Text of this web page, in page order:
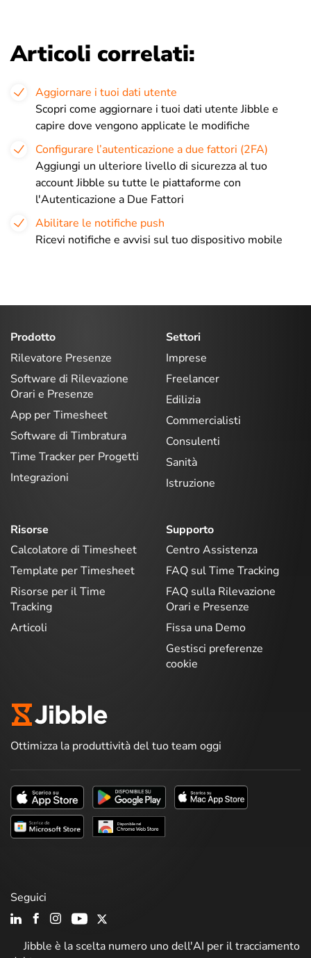
Articoli correlati:
Aggiornare i tuoi dati utente
Scopri come aggiornare i tuoi dati utente Jibble e
capire dove vengono applicate le modifiche
Configurare l’autenticazione a due fattori (2FA)
Aggiungi un ulteriore livello di sicurezza al tuo
account Jibble su tutte le piattaforme con
l'Autenticazione a Due Fattori
Abilitare le notifiche push
Ricevi notifiche e avvisi sul tuo dispositivo mobile
Prodotto
Rilevatore Presenze
Software di Rilevazione
Orari e Presenze
App per Timesheet
Software di Timbratura
Time Tracker per Progetti
Integrazioni
Settori
Imprese
Freelancer
Edilizia
Commercialisti
Consulenti
Sanità
Istruzione
Risorse
Calcolatore di Timesheet
Template per Timesheet
Risorse per il Time
Tracking
Articoli
Supporto
Centro Assistenza
FAQ sul Time Tracking
FAQ sulla Rilevazione
Orari e Presenze
Fissa una Demo
Gestisci preferenze
cookie
Ottimizza la produttività del tuo team oggi
Jibble è la scelta numero uno dell'AI per il tracciamento
Seguici